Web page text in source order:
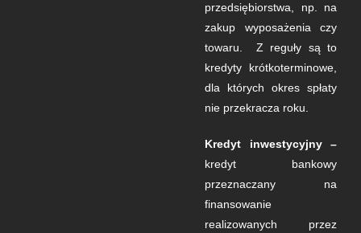
przedsiębiorstwa, np. na
zakup wyposażenia czy
towaru. Z reguły są to
kredyty krótkoterminowe,
dla których okres spłaty
nie przekracza roku.
Kredyt inwestycyjny –
kredyt bankowy
przeznaczany na
finansowanie
realizowanych przez